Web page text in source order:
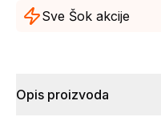
Sve Šok akcije
Opis proizvoda